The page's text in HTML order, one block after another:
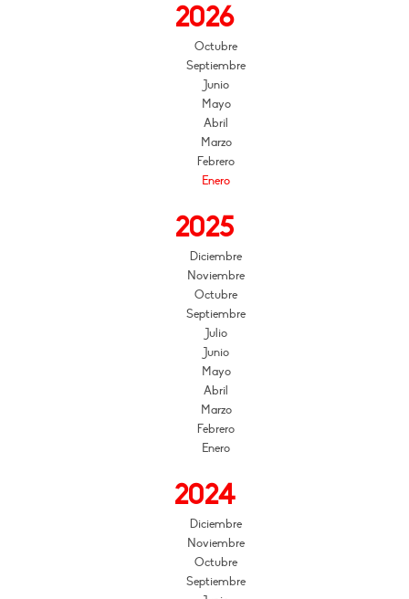
2026
Octubre
Septiembre
Junio
Mayo
Abril
Marzo
Febrero
Enero
2025
Diciembre
Noviembre
Octubre
Septiembre
Julio
Junio
Mayo
Abril
Marzo
Febrero
Enero
2024
Diciembre
Noviembre
Octubre
Septiembre